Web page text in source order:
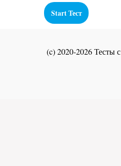
(c) 2020-2026 Тесты